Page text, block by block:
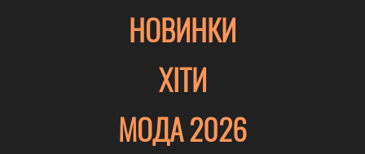
НОВИНКИ
ХІТИ
МОДА 2026